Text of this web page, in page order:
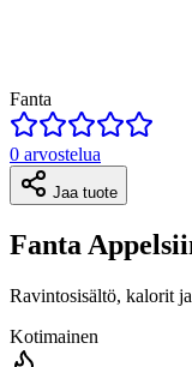
Fanta
0 arvostelua
Jaa tuote
Fanta
Ravintosisältö, kalorit
Kotimainen